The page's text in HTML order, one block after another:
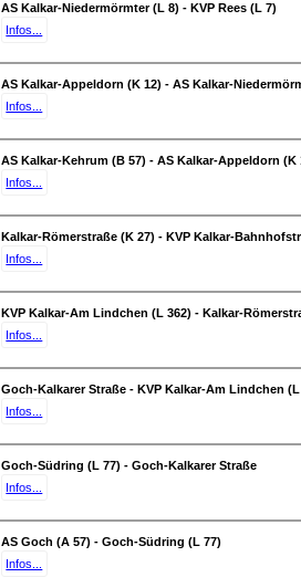
AS Kalkar-Niedermörmter (L 8) - KVP Rees (L 7)
Infos...
AS Kalkar-Appeldorn (K 12) - AS Kalkar-
Infos...
AS Kalkar-Kehrum (B 57) - AS Kalkar-Appeldorn (K
Infos...
Kalkar-Römerstraße (K 27) - KVP Kalkar-
Infos...
KVP Kalkar-Am Lindchen (L 362) - Kalkar-
Infos...
Goch-Kalkarer Straße - KVP Kalkar-Am Lindchen (L
Infos...
Goch-Südring (L 77) - Goch-Kalkarer Straße
Infos...
AS Goch (A 57) - Goch-Südring (L 77)
Infos...